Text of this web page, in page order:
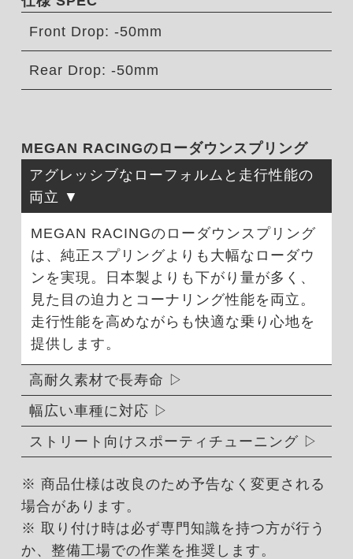
Front Drop: -50mm
Rear Drop: -50mm
MEGAN RACINGのローダウンスプリング
アグレッシブなローフォルムと走行性能の
両立
MEGAN RACINGのローダウンスプリング
は、純正スプリングよりも大幅なローダウ
ンを実現。日本製よりも下がり量が多く、
見た目の迫力とコーナリング性能を両立。
走行性能を高めながらも快適な乗り心地を
提供します。
高耐久素材で長寿命
幅広い車種に対応
ストリート向けスポーティチューニング
※ 商品仕様は改良のため予告なく変更される
場合があります。
※ 取り付け時は必ず専門知識を持つ方が行う
か、整備工場での作業を推奨します。